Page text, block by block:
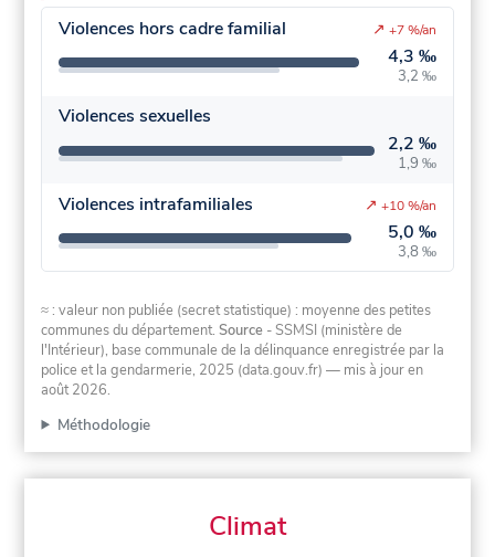
Violences hors cadre familial
4,3 ‰
3,2 ‰
↗ +7 %/an
Violences sexuelles
2,2 ‰
1,9 ‰
Violences intrafamiliales
5,0 ‰
3,8 ‰
↗ +10 %/an
≈ : valeur non publiée (secret statistique) : moyenne des petites
communes du département.Source - SSMSI (ministère de
l'Intérieur), base communale de la délinquance enregistrée par la
police et la gendarmerie, 2025 (data.gouv.fr) — mis à jour en
août 2026.
Méthodologie
Climat